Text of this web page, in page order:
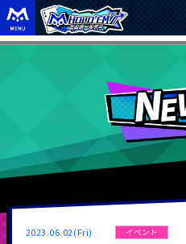
2023.06.02(Fri) イベント